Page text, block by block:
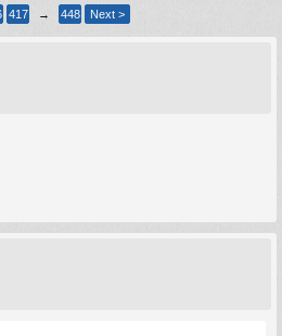
417 → 448 Next >